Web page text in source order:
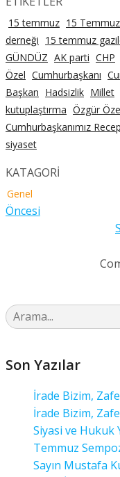
15 temmuz 15
derneği 15 temmuz
GÜNDÜZ AK parti CHP
Özel Cumhurbaşkanı
Başkan Hadsizlik Millet
kutuplaştırma Özgür
Cumhurbaşkanımız
siyaset
KATAGORİ
Genel
Öncesi
Son Yazılar
İrade Bizim,
İrade Bizim,
Siyasi ve Hukuk
Temmuz
Sayın Mustafa